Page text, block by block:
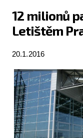
12 milionů
Letištěm
20.1.2016